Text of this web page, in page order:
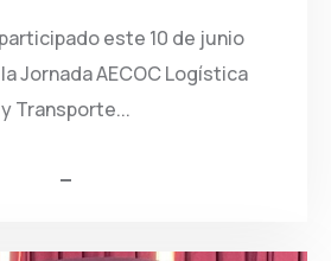
participado este 10 de junio
Jornada AECOC Logística
y Transporte...